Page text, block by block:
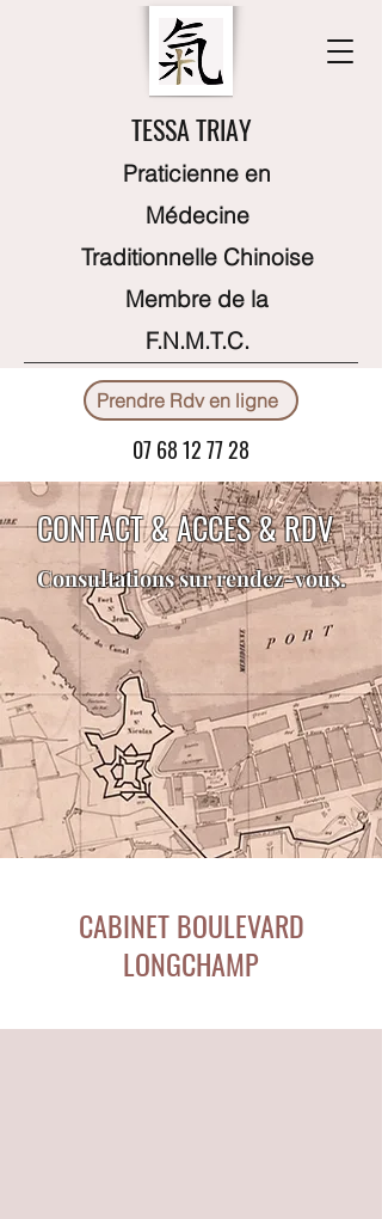
TESSA TRIAY
Praticienne en
Médecine
Traditionnelle Chinoise
Membre de la
F.N.M.T.C.
07 68 12 77 28
Prendre Rdv en ligne
CONTACT & ACCES & RDV
Consultations sur rendez-vous.
CABINET BOULEVARD
LONGCHAMP